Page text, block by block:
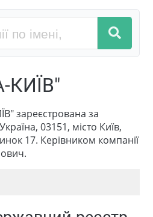
КИЇВ"
зареєстрована за
03151, місто Київ,
17. Керівником компанії